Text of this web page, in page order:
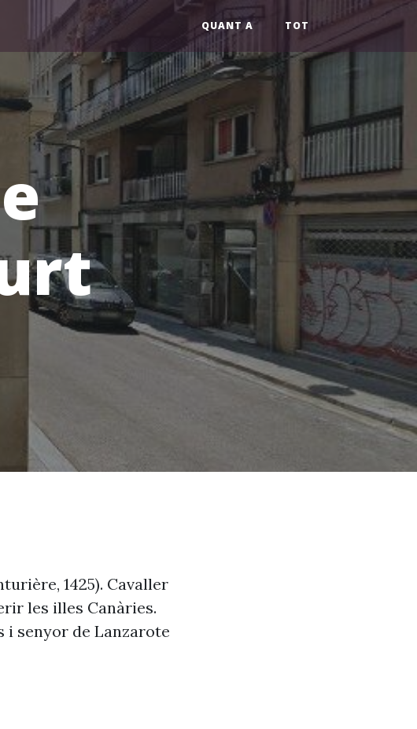
QUANT A TOT
1425). Cavaller
les illes Canàries.
i senyor de Lanzarote